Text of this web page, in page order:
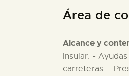
Área de
Alcance y
Insular. -
carreteras. -